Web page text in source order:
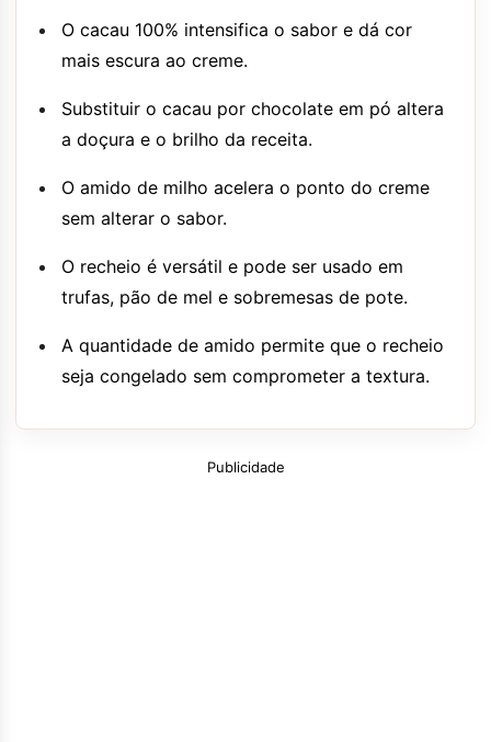
O cacau 100% intensifica o sabor e dá cor
mais escura ao creme.
Substituir o cacau por chocolate em pó altera
a doçura e o brilho da receita.
O amido de milho acelera o ponto do creme
sem alterar o sabor.
O recheio é versátil e pode ser usado em
trufas, pão de mel e sobremesas de pote.
A quantidade de amido permite que o recheio
seja congelado sem comprometer a textura.
Publicidade